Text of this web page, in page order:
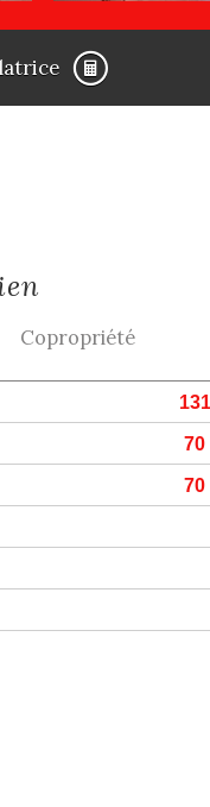
Copropriété
70
70